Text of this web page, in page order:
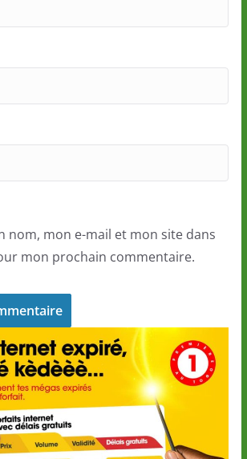
nom, mon e-mail et mon site dans
mon prochain commentaire.